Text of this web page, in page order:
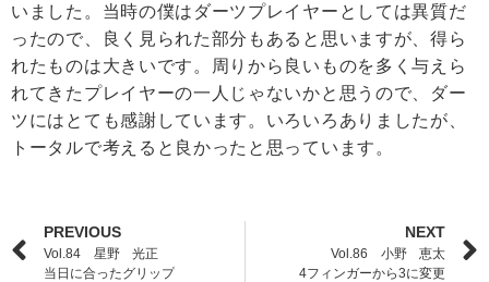
いました。当時の僕はダーツプレイヤーとしては異質だ
ったので、良く見られた部分もあると思いますが、得ら
れたものは大きいです。周りから良いものを多く与えら
れてきたプレイヤーの一人じゃないかと思うので、ダー
ツにはとても感謝しています。いろいろありましたが、
トータルで考えると良かったと思っています。
PREVIOUS
Vol.84 星野 光正
当日に合ったグリップ
NEXT
Vol.86 小野 恵太
4フィンガーから3に変更